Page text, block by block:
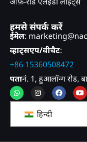
हमसे संपर्क करें
ईमेल:
व्हाट्सएप/वीचैट:
+86 15360508472
पतानं. 1, हुआलॉन्ग रोड,
व्हाट्सएपइंस्टाग्रामफेसबुक
हिन्दी